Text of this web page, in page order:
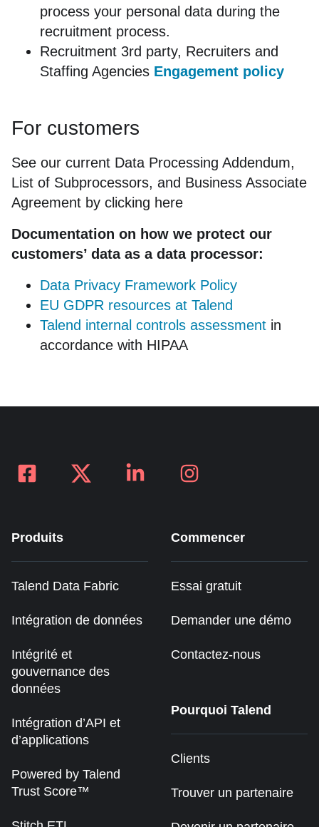
process your personal data during the
recruitment process.
Recruitment 3rd party, Recruiters and
Staffing Agencies Engagement policy﻿
For customers
See our current Data Processing Addendum,
List of Subprocessors, and Business Associate
Agreement by clicking here
Documentation on how we protect our
customers’ data as a data processor:
Data Privacy Framework Policy
EU GDPR resources at Talend
Talend internal controls assessment in
accordance with HIPAA
Produits
Talend Data Fabric
Intégration de données
Intégrité et
gouvernance des
données
Intégration d’API et
d’applications
Powered by Talend
Trust Score™
Commencer
Essai gratuit
Demander une démo
Contactez-nous
Pourquoi Talend
Clients
Trouver un partenaire